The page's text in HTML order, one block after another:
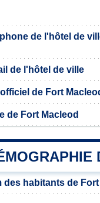
de l'hôtel de
de l'hôtel de ville
de Fort
de Fort Macleod
des habitants de Fort